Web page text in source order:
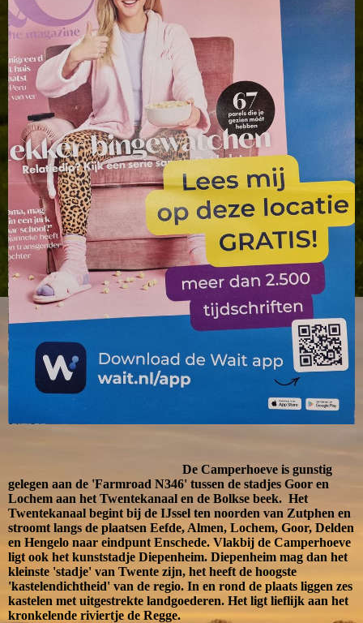
De Camperhoeve is gunstig
gelegen aan de 'Farmroad N346' tussen de stadjes Goor en
Lochem aan het Twentekanaal en de Bolkse beek. Het
Twentekanaal begint bij de IJssel ten noorden van Zutphen en
stroomt langs de plaatsen Eefde, Almen, Lochem, Goor, Delden
en Hengelo naar eindpunt Enschede. Vlakbij de Camperhoeve
ligt ook het kunststadje Diepenheim. Diepenheim mag dan het
kleinste 'stadje' van Twente zijn, het heeft de hoogste
'kastelendichtheid' van de regio. In en rond de plaats liggen zes
kastelen met uitgestrekte landgoederen. Het ligt lieflijk aan het
kronkelende riviertje de Regge.